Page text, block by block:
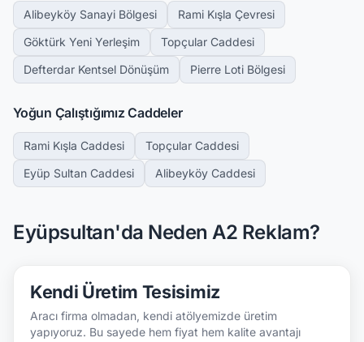
Alibeyköy Sanayi Bölgesi
Rami Kışla Çevresi
Göktürk Yeni Yerleşim
Topçular Caddesi
Defterdar Kentsel Dönüşüm
Pierre Loti Bölgesi
Yoğun Çalıştığımız Caddeler
Rami Kışla Caddesi
Topçular Caddesi
Eyüp Sultan Caddesi
Alibeyköy Caddesi
Eyüpsultan'da Neden A2 Reklam?
Kendi Üretim Tesisimiz
Aracı firma olmadan, kendi atölyemizde üretim
yapıyoruz. Bu sayede hem fiyat hem kalite avantajı